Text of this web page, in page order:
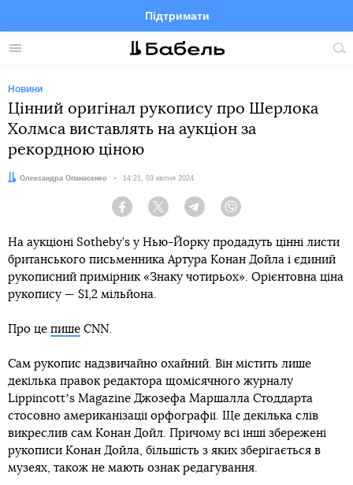
Меню
Підтримати
FacebookTelegramTwitter
Новини
Цінний оригінал рукопису про Шерлока
Холмса виставлять на аукціон за
рекордною ціною
Автор:
Олександра Опанасенко Дата:
14:21, 03 квітня 2024
Facebook Twitter Telegram
На аукціоні Sotheby’s у Нью-Йорку продадуть цінні листи
британського письменника Артура Конан Дойла і єдиний
рукописний примірник «Знаку чотирьох». Орієнтовна ціна
рукопису — $1,2 мільйона.
Про це пише CNN.
Сам рукопис надзвичайно охайний. Він містить лише
декілька правок редактора щомісячного журналу
Lippincottʼs Magazine Джозефа Маршалла Стоддарта
стосовно американізації орфографії. Ще декілька слів
викреслив сам Конан Дойл. Причому всі інші збережені
рукописи Конан Дойла, більшість з яких зберігається в
музеях, також не мають ознак редагування.